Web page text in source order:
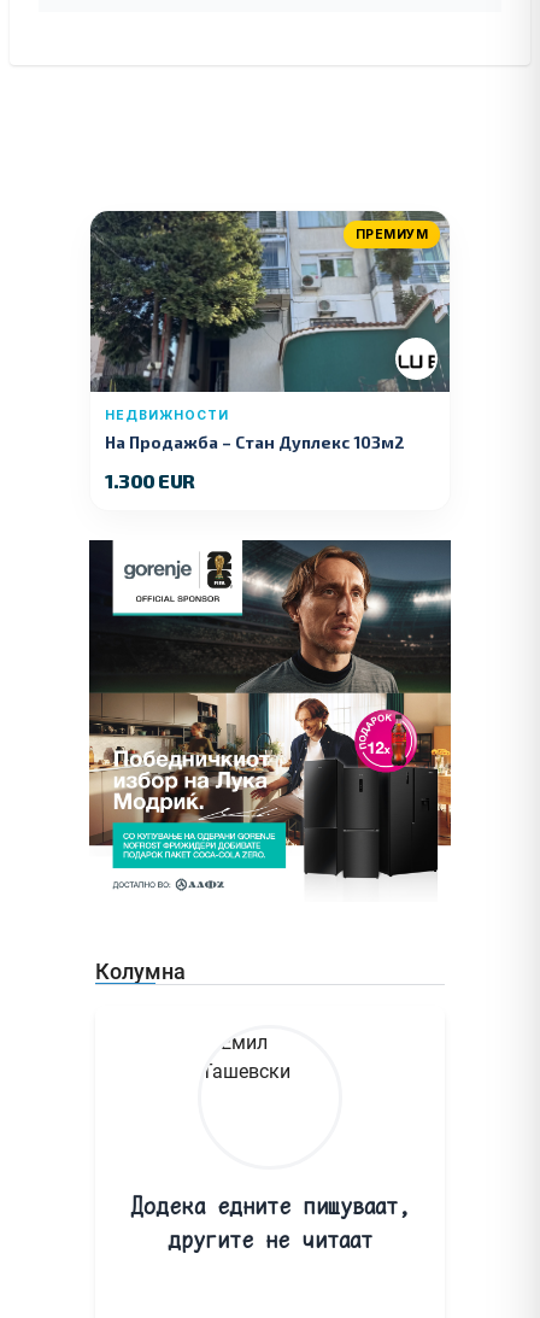
ПРЕМИУМ
НЕДВИЖНОСТИ
На Продажба – Стан Дуплекс 103м2
1.300 EUR
Колумна
Додека едните пишуваат,
другите не читаат